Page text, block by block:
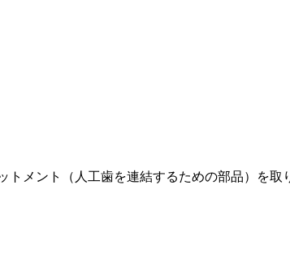
メント（人工歯を連結するための部品）を取